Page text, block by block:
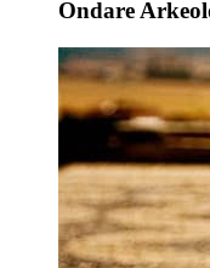
Ondare